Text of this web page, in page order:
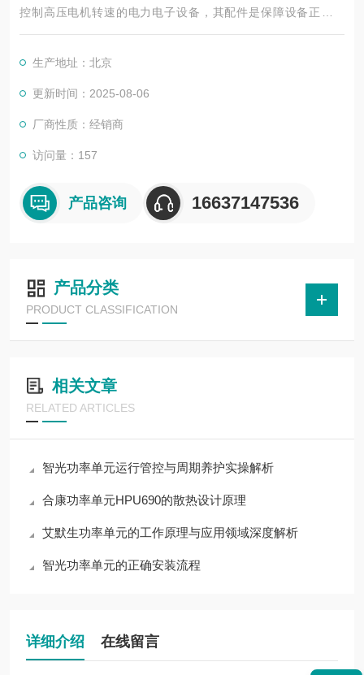
控制高压电机转速的电力电子设备，其配件是保障设备正常运
行、实现功能扩展及维护维修的重要组成部分。这些配件种类繁
生产地址：北京
更新时间：2025-08-06
厂商性质：经销商
访问量：157
产品咨询 16637147536
产品分类
PRODUCT CLASSIFICATION
相关文章
RELATED ARTICLES
智光功率单元运行管控与周期养护实操解析
合康功率单元HPU690的散热设计原理
艾默生功率单元的工作原理与应用领域深度解析
智光功率单元的正确安装流程
详细介绍 在线留言